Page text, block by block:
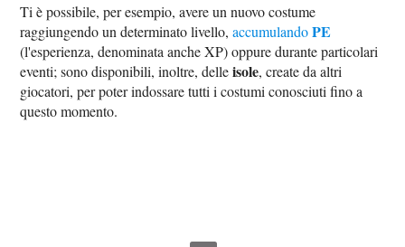
Ti è possibile, per esempio, avere un nuovo costume
raggiungendo un determinato livello,accumulandoPE
(l'esperienza, denominata anche XP) oppure durante particolari
eventi; sono disponibili, inoltre, delleisole, create da altri
giocatori, per poter indossare tutti i costumi conosciuti fino a
questo momento.